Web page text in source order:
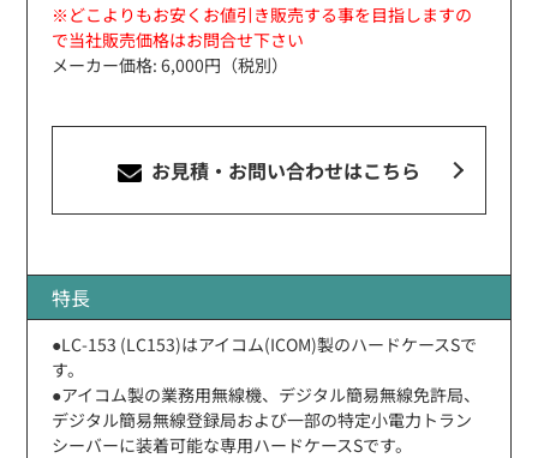
※どこよりもお安くお値引き販売する事を目指しますの
で当社販売価格はお問合せ下さい
メーカー価格: 6,000円（税別）
お見積・お問い合わせはこちら
特長
●LC-153 (LC153)はアイコム(ICOM)製のハードケースSで
す。
●アイコム製の業務用無線機、デジタル簡易無線免許局、
デジタル簡易無線登録局および一部の特定小電力トラン
シーバーに装着可能な専用ハードケースSです。